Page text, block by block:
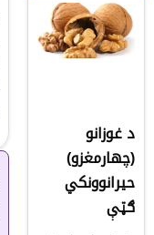
د غوزانو
(چهارمغزو)
حیرانوونکي
ګټې